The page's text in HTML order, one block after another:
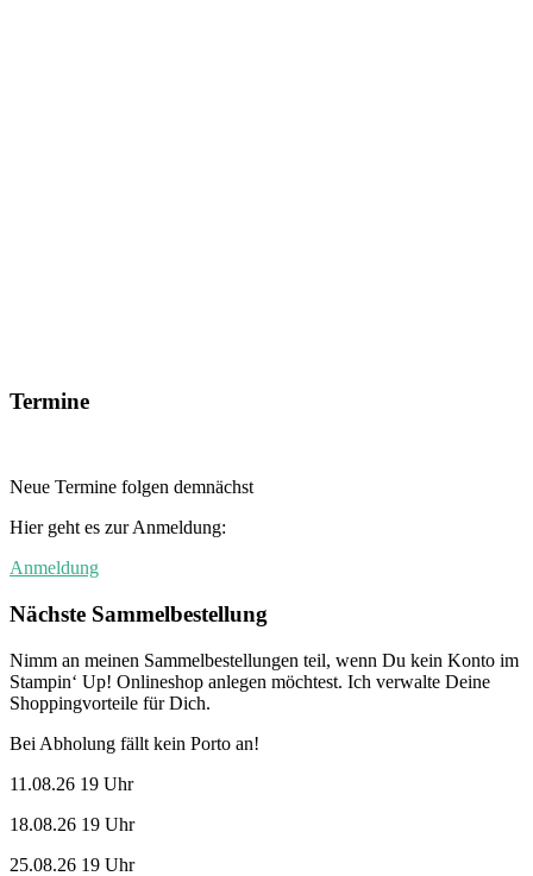
Termine
Neue Termine folgen demnächst
Hier geht es zur Anmeldung:
Anmeldung
Nächste Sammelbestellung
Nimm an meinen Sammelbestellungen teil, wenn Du kein Konto im
Stampin‘ Up! Onlineshop anlegen möchtest. Ich verwalte Deine
Shoppingvorteile für Dich.
Bei Abholung fällt kein Porto an!
11.08.26 19 Uhr
18.08.26 19 Uhr
25.08.26 19 Uhr